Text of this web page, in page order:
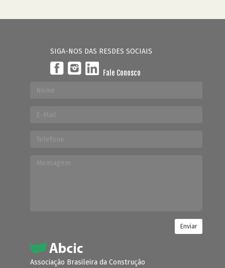
SIGA-NOS DAS RESDES SOCIAIS
Fale Conosco
Enviar
Associação Brasileira da Construção